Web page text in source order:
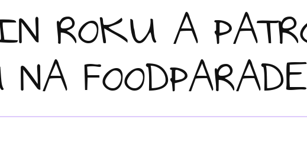
ROKU A
FOODPARADE